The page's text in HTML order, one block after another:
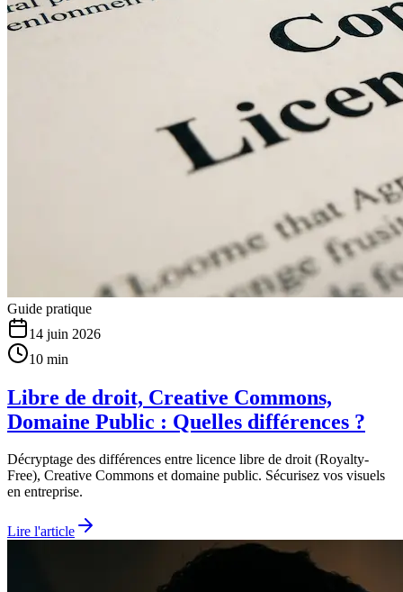
Guide pratique
14 juin 2026
10 min
Libre de droit, Creative Commons,
Domaine Public : Quelles différences ?
Décryptage des différences entre licence libre de droit (Royalty-
Free), Creative Commons et domaine public. Sécurisez vos visuels
en entreprise.
Lire l'article